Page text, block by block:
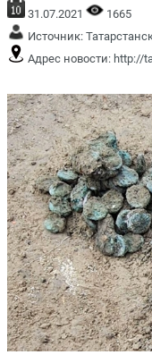
31.07.2021
1665
Источник:
Адрес новости: http://